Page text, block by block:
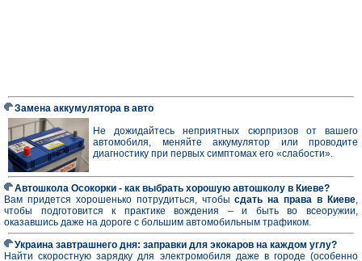
Замена аккумулятора в авто
Не дожидайтесь неприятных сюрпризов от вашего
автомобиля, меняйте аккумулятор или проводите
диагностику при первых симптомах его «слабости».
Автошкола Осокорки - как выбрать хорошую автошколу в Киеве?
Вам придется хорошенько потрудиться, чтобысдать на права в Киеве
чтобы подготовится к практике вождения – и быть во всеоружии,
оказавшись даже на дороге с большим автомобильным трафиком.
Украина завтрашнего дня: заправки для экокаров на каждом углу?
Найти скоростную зарядку для электромобиля даже в городе (особенно